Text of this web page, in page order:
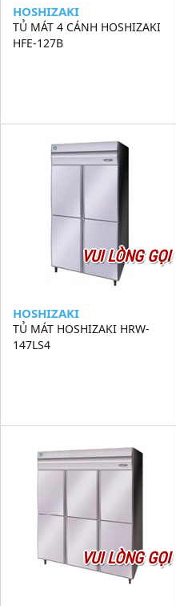
HOSHIZAKI
TỦ MÁT 4 CÁNH HOSHIZAKI
HFE-127B
VUI LÒNG GỌI
HOSHIZAKI
TỦ MÁT HOSHIZAKI HRW-
147LS4
VUI LÒNG GỌI